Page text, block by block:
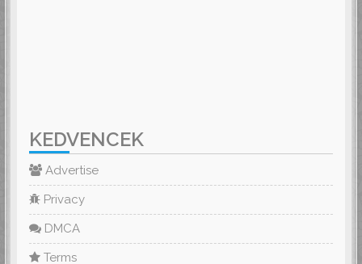
KEDVENCEK
Advertise
Privacy
DMCA
Terms